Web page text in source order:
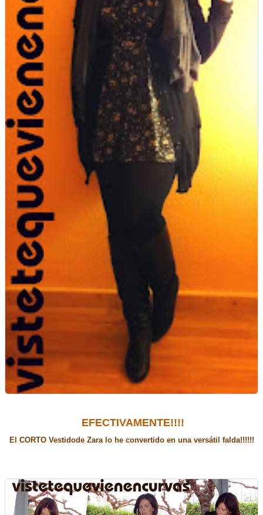
EFECTIVAMENTE!!!!
El CORTO Vestidode Zara lo he convertido en una versátil falda!!!!!!